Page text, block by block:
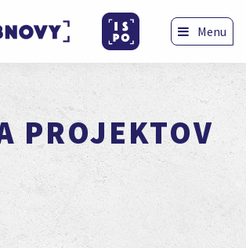
Menu
PROJEKTOV